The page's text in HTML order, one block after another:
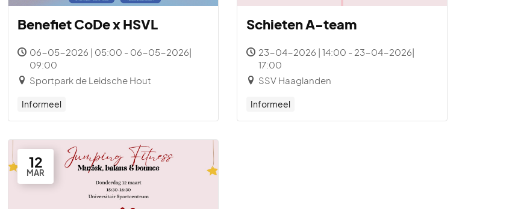
Benefiet CoDe x HSVL
06-05-2026 | 05:00 - 06-05-2026|
09:00
Sportpark de Leidsche Hout
Informeel
Schieten A-team
23-04-2026 | 14:00 - 23-04-2026|
17:00
SSV Haaglanden
Informeel
12
MAR